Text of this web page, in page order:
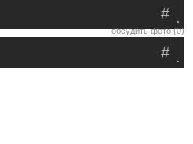
.
#
обсудить фото (0)
.
#